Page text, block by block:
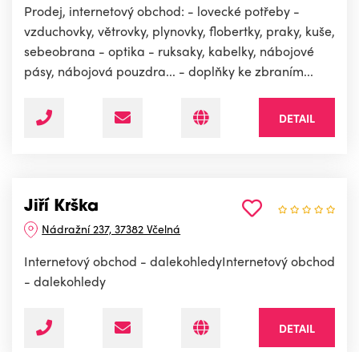
Prodej, internetový obchod: - lovecké potřeby -
vzduchovky, větrovky, plynovky, flobertky, praky, kuše,
sebeobrana - optika - ruksaky, kabelky, nábojové
pásy, nábojová pouzdra... - doplňky ke zbraním...
DETAIL
Jiří Krška
Nádražní 237, 37382 Včelná
Internetový obchod - dalekohledyInternetový obchod
- dalekohledy
DETAIL